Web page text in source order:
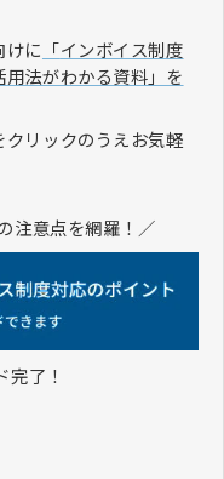
けに 「インボイス制度
法がわかる資料」を
リックのうえお気軽
注意点を網羅！／
了！